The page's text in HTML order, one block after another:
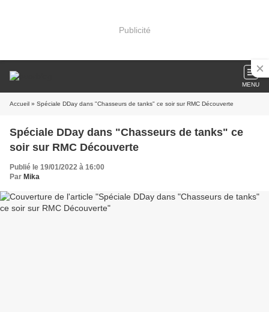
Publicité
MENU
Accueil » Spéciale DDay dans "Chasseurs de tanks" ce soir sur RMC Découverte
Spéciale DDay dans "Chasseurs de tanks" ce
soir sur RMC Découverte
Publié le 19/01/2022 à 16:00
Par Mika